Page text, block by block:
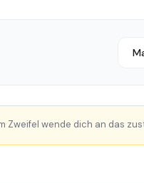
Zweifel wende dich an das